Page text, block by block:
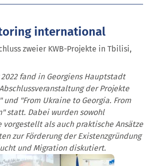
international
zweier KWB-Projekte in Tbilisi,
fand in Georgiens Hauptstadt
der Projekte
und "From Ukraine to Georgia. From
statt. Dabei wurden sowohl
vorgestellt als auch praktische Ansätze
zur Förderung der Existenzgründung
und Migration diskutiert.